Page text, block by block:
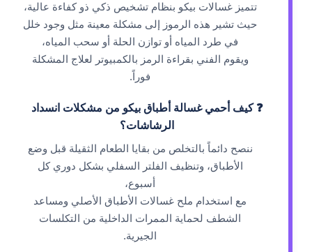
تتميز غسالات بيكو بنظام تشخيص ذكي ذو كفاءة عالية،
حيث تشير هذه الرموز إلى مشكلة معينة مثل وجود خلل
في طرد المياه أو توازن الحلة أو سحب المياه،
ويقوم الفني بقراءة الرمز بالكمبيوتر لعلاج المشكلة
فوراً.
❓ كيف أحمي غسالة أطباق بيكو من مشكلات انسداد
الرشاشات؟
ننصح دائماً بالتخلص من بقايا الطعام الثقيلة قبل وضع
الأطباق، وتنظيف الفلتر السفلي بشكل دوري كل
أسبوع،
مع استخدام ملح غسالات الأطباق الأصلي ومساعد
الشطف لحماية الممرات الداخلية من التكلسات
الجيرية.